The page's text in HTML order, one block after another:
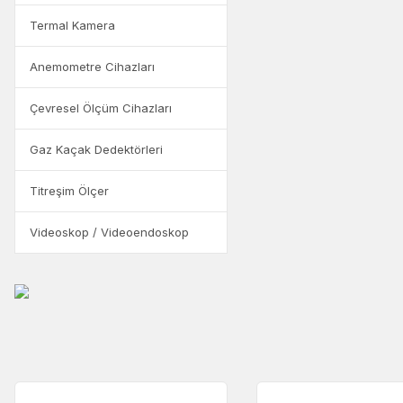
Termal Kamera
Anemometre Cihazları
Çevresel Ölçüm Cihazları
Gaz Kaçak Dedektörleri
Titreşim Ölçer
Videoskop / Videoendoskop